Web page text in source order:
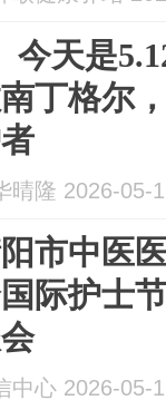
今天是
丁格尔
晴隆 2026-05-
市中医
际护士
中心 2026-05-